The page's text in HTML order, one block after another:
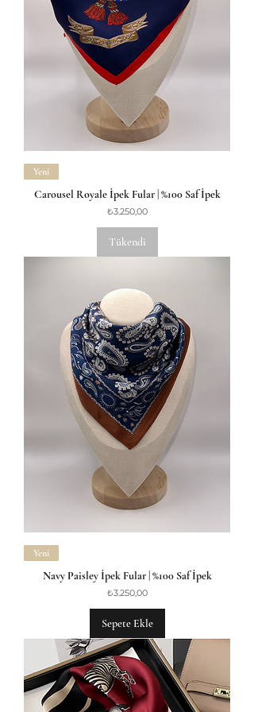
Yeni
Carousel Royale İpek Fular | %100 Saf İpek
Fiyat
₺3.250,00
Tükendi
Yeni
Navy Paisley İpek Fular | %100 Saf İpek
Fiyat
₺3.250,00
Sepete Ekle